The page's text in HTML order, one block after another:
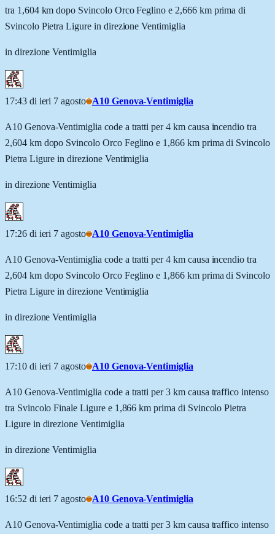
tra 1,604 km dopo Svincolo Orco Feglino e 2,666 km prima di
Svincolo Pietra Ligure in direzione Ventimiglia
in direzione Ventimiglia
17:43 di ieri 7 agosto A10 Genova-Ventimiglia
A10 Genova-Ventimiglia code a tratti per 4 km causa incendio tra
2,604 km dopo Svincolo Orco Feglino e 1,866 km prima di Svincolo
Pietra Ligure in direzione Ventimiglia
in direzione Ventimiglia
17:26 di ieri 7 agosto A10 Genova-Ventimiglia
A10 Genova-Ventimiglia code a tratti per 4 km causa incendio tra
2,604 km dopo Svincolo Orco Feglino e 1,866 km prima di Svincolo
Pietra Ligure in direzione Ventimiglia
in direzione Ventimiglia
17:10 di ieri 7 agosto A10 Genova-Ventimiglia
A10 Genova-Ventimiglia code a tratti per 3 km causa traffico intenso
tra Svincolo Finale Ligure e 1,866 km prima di Svincolo Pietra
Ligure in direzione Ventimiglia
in direzione Ventimiglia
16:52 di ieri 7 agosto A10 Genova-Ventimiglia
A10 Genova-Ventimiglia code a tratti per 3 km causa traffico intenso